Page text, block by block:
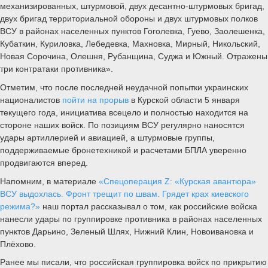
механизированных, штурмовой, двух десантно-штурмовых бригад,
двух бригад территориальной обороны и двух штурмовых полков
ВСУ в районах населенных пунктов Гоголевка, Гуево, Заолешенка,
Кубаткин, Куриловка, Лебедевка, Махновка, Мирный, Никольский,
Новая Сорочина, Олешня, Рубанщина, Суджа и Южный. Отражены
три контратаки противника».
Отметим, что после последней неудачной попытки украинских
националистов пойти на прорыв в Курской области 5 января
текущего года, инициатива всецело и полностью находится на
стороне наших войск. По позициям ВСУ регулярно наносятся
удары артиллерией и авиацией, а штурмовые группы,
поддерживаемые бронетехникой и расчетами БПЛА уверенно
продвигаются вперед.
Напомним, в материале «Спецоперация Z: «Курская авантюра»
ВСУ выдохлась. Фронт трещит по швам. Грядет крах киевского
режима?» наш портал рассказывал о том, как российские войска
нанесли удары по группировке противника в районах населенных
пунктов Дарьино, Зеленый Шлях, Нижний Клин, Новоивановка и
Плёхово.
Ранее мы писали, что российская группировка войск по прикрытию